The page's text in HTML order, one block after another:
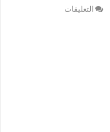
التعليقات